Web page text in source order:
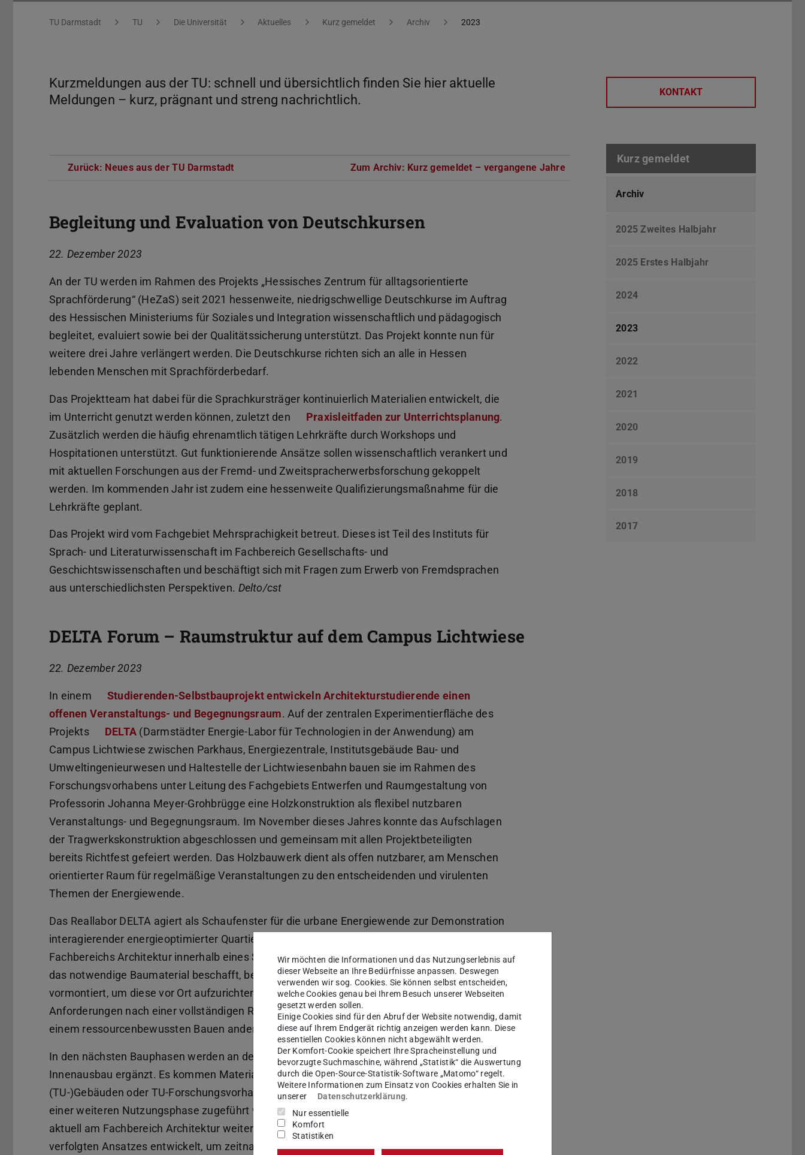
Sie befinden sich hier:
TU Darmstadt TU Die Universität Aktuelles Kurz gemeldet Archiv 2023
Kurzmeldungen aus der TU: schnell und übersichtlich finden Sie hier aktuelle
Meldungen – kurz, prägnant und streng nachrichtlich.
Zurück: Neues aus der TU Darmstadt Zum Archiv: Kurz gemeldet – vergangene Jahre
Begleitung und Evaluation von Deutschkursen
22. Dezember 2023
An der TU werden im Rahmen des Projekts „Hessisches Zentrum für alltagsorientierte
Sprachförderung“ (HeZaS) seit 2021 hessenweite, niedrigschwellige Deutschkurse im Auftrag
des Hessischen Ministeriums für Soziales und Integration wissenschaftlich und pädagogisch
begleitet, evaluiert sowie bei der Qualitätssicherung unterstützt. Das Projekt konnte nun für
weitere drei Jahre verlängert werden. Die Deutschkurse richten sich an alle in Hessen
lebenden Menschen mit Sprachförderbedarf.
Das Projektteam hat dabei für die Sprachkursträger kontinuierlich Materialien entwickelt, die
im Unterricht genutzt werden können, zuletzt den
Praxisleitfaden zur Unterrichtsplanung.
Zusätzlich werden die häufig ehrenamtlich tätigen Lehrkräfte durch Workshops und
Hospitationen unterstützt. Gut funktionierende Ansätze sollen wissenschaftlich verankert und
mit aktuellen Forschungen aus der Fremd- und Zweitspracherwerbsforschung gekoppelt
werden. Im kommenden Jahr ist zudem eine hessenweite Qualifizierungsmaßnahme für die
Lehrkräfte geplant.
Das Projekt wird vom Fachgebiet Mehrsprachigkeit betreut. Dieses ist Teil des Instituts für
Sprach- und Literaturwissenschaft im Fachbereich Gesellschafts- und
Geschichtswissenschaften und beschäftigt sich mit Fragen zum Erwerb von Fremdsprachen
aus unterschiedlichsten Perspektiven. Delto/cst
DELTA Forum – Raumstruktur auf dem Campus Lichtwiese
22. Dezember 2023
In einem
Studierenden-Selbstbauprojekt entwickeln Architekturstudierende einen
offenen Veranstaltungs- und Begegnungsraum. Auf der zentralen Experimentierfläche des
Projekts
DELTA (Darmstädter Energie-Labor für Technologien in der Anwendung) am
Campus Lichtwiese zwischen Parkhaus, Energiezentrale, Institutsgebäude Bau- und
Umweltingenieurwesen und Haltestelle der Lichtwiesenbahn bauen sie im Rahmen des
Forschungsvorhabens unter Leitung des Fachgebiets Entwerfen und Raumgestaltung von
Professorin Johanna Meyer-Grohbrügge eine Holzkonstruktion als flexibel nutzbaren
Veranstaltungs- und Begegnungsraum. Im November dieses Jahres konnte das Aufschlagen
der Tragwerkskonstruktion abgeschlossen und gemeinsam mit allen Projektbeteiligten
bereits Richtfest gefeiert werden. Das Holzbauwerk dient als offen nutzbarer, am Menschen
orientierter Raum für regelmäßige Veranstaltungen zu den entscheidenden und virulenten
Themen der Energiewende.
Das Reallabor DELTA agiert als Schaufenster für die urbane Energiewende zur Demonstration
interagierender energieoptimierter Quartiere. Für das DELTA Forum haben Studierende des
Fachbereichs Architektur innerhalb eines Semesters den Entwurf konzipiert, anschließend
das notwendige Baumaterial beschafft, bearbeitet und die einzelnen Tragwerksrahmen
vormontiert, um diese vor Ort aufzurichten. Bereits im Entwurfsprozess wurden die
Anforderungen nach einer vollständigen Rückbaubarkeit der Raumstruktur einerseits und
einem ressourcenbewussten Bauen andererseits berücksichtigt.
In den nächsten Bauphasen werden an der Holzkonstruktion die Gebäudehülle und der
Innenausbau ergänzt. Es kommen Materialien zum Einsatz, die bei bestehenden
(TU-)Gebäuden oder TU-Forschungsvorhaben nicht mehr verwendet und am DELTA Forum
einer weiteren Nutzungsphase zugeführt werden können. Für die Fertigstellung werden
aktuell am Fachbereich Architektur weitere bauliche Lösungen im Sinne des bisherigen
verfolgten Ansatzes entwickelt, um zeitnah das DELTA Forum für Veranstaltungen und als
KONTAKT
Kurz gemeldet
Archiv
2025 Zweites Halbjahr
2025 Erstes Halbjahr
2024
2023
2022
2021
2020
2019
2018
2017
Wir möchten die Informationen und das Nutzungserlebnis auf
dieser Webseite an Ihre Bedürfnisse anpassen. Deswegen
verwenden wir sog. Cookies. Sie können selbst entscheiden,
welche Cookies genau bei Ihrem Besuch unserer Webseiten
gesetzt werden sollen.
Einige Cookies sind für den Abruf der Website notwendig, damit
diese auf Ihrem Endgerät richtig anzeigen werden kann. Diese
essentiellen Cookies können nicht abgewählt werden.
Der Komfort-Cookie speichert Ihre Spracheinstellung und
bevorzugte Suchmaschine, während „Statistik“ die Auswertung
durch die Open-Source-Statistik-Software „Matomo“ regelt.
Weitere Informationen zum Einsatz von Cookies erhalten Sie in
unserer
Datenschutzerklärung.
Nur essentielle
Komfort
Statistiken